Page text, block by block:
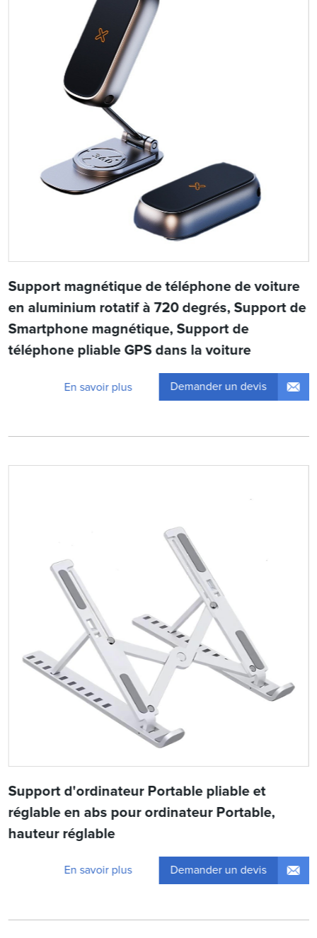
Support magnétique de téléphone de voiture
en aluminium rotatif à 720 degrés, Support de
Smartphone magnétique, Support de
téléphone pliable GPS dans la voiture
En savoir plus Demander un devis
Support d'ordinateur Portable pliable et
réglable en abs pour ordinateur Portable,
hauteur réglable
En savoir plus Demander un devis